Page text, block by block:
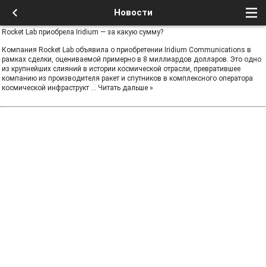
Новости
Rocket Lab приобрела Iridium — за какую сумму?
Компания Rocket Lab объявила о приобретении Iridium Communications в
рамках сделки, оцениваемой примерно в 8 миллиардов долларов. Это одно
из крупнейших слияний в истории космической отрасли, превратившее
компанию из производителя ракет и спутников в комплексного оператора
космической инфраструкт ... Читать дальше »